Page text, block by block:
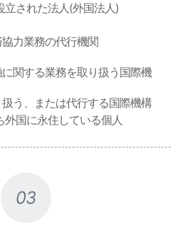
された法人(外国法人)
力業務の代行機関
関する業務を取り扱う国際機
う、または代行する国際機構
国に永住している個人
03